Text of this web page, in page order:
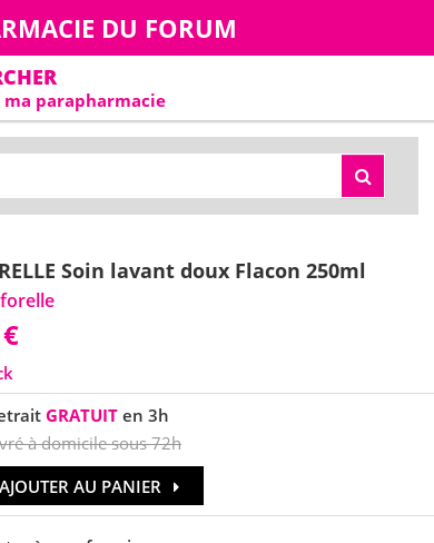
DU FORUM
parapharmacie
Soin lavant doux Flacon 250ml
€
GRATUITen 3h
à domicile sous 72h
AJOUTER AU PANIER